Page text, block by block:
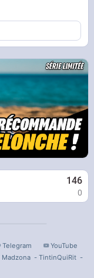
146
0
Telegram
YouTube
Madzona- TintinQuiRit-